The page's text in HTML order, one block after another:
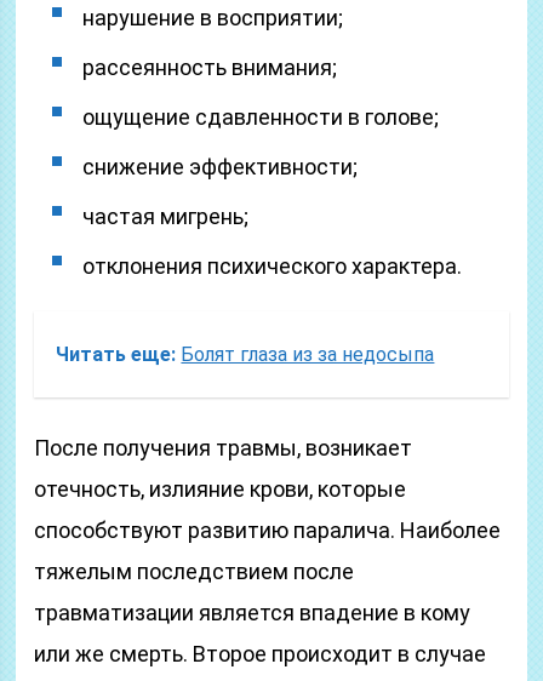
нарушение в восприятии;
рассеянность внимания;
ощущение сдавленности в голове;
снижение эффективности;
частая мигрень;
отклонения психического характера.
Читать еще: Болят глаза из за недосыпа
После получения травмы, возникает
отечность, излияние крови, которые
способствуют развитию паралича. Наиболее
тяжелым последствием после
травматизации является впадение в кому
или же смерть. Второе происходит в случае